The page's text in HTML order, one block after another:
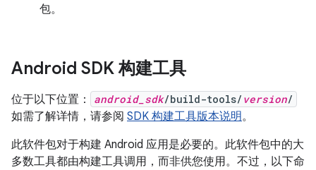
包。
Android SDK 构建工具
位于以下位置： android_sdk/build-tools/ version/
如需了解详情，请参阅 SDK 构建工具版本说明。
此软件包对于构建 Android 应用是必要的。此软件包中的大
多数工具都由构建工具调用，而非供您使用。不过，以下命